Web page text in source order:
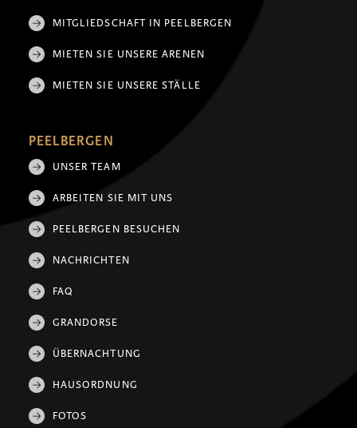
MITGLIEDSCHAFT IN PEELBERGEN
MIETEN SIE UNSERE ARENEN
MIETEN SIE UNSERE STÄLLE
PEELBERGEN
UNSER TEAM
ARBEITEN SIE MIT UNS
PEELBERGEN BESUCHEN
NACHRICHTEN
FAQ
GRANDORSE
ÜBERNACHTUNG
HAUSORDNUNG
FOTOS